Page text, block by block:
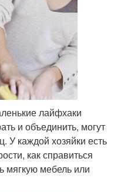
лайфхаки
и объединить, могут
У каждой хозяйки есть
как справиться
мягкую мебель или